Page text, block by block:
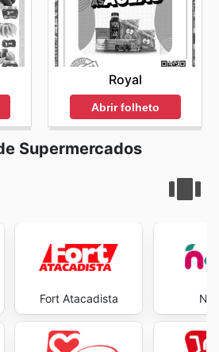
Royal
Abrir folheto
Supermercados
Fort Atacadista